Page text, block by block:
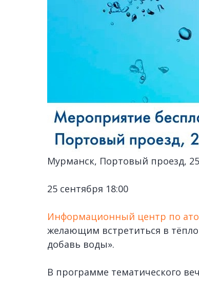
Мурманск, Портовый проезд,
25 сентября 18:00
Информационный центр по
желающим встретиться в
добавь воды».
В программе тематического